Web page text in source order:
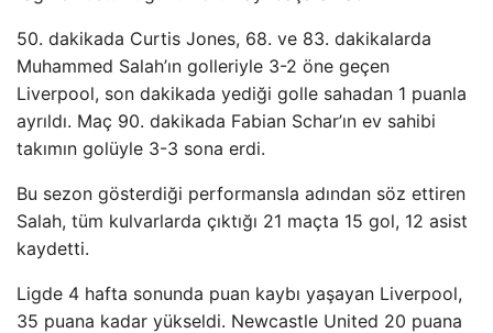
50. dakikada Curtis Jones, 68. ve 83. dakikalarda
Muhammed Salah’ın golleriyle 3-2 öne geçen
Liverpool, son dakikada yediği golle sahadan 1 puanla
ayrıldı. Maç 90. dakikada Fabian Schar’ın ev sahibi
takımın golüyle 3-3 sona erdi.
Bu sezon gösterdiği performansla adından söz ettiren
Salah, tüm kulvarlarda çıktığı 21 maçta 15 gol, 12 asist
kaydetti.
Ligde 4 hafta sonunda puan kaybı yaşayan Liverpool,
35 puana kadar yükseldi. Newcastle United 20 puana